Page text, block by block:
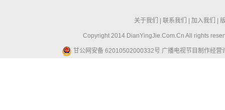
关于我们 联系我们 加入我们
Copyright 2014 DianYingJie.Com.Cn All rights
甘公网安备 62010502000332号 广播电视节目制作经